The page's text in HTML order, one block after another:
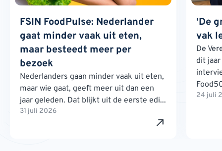
FSIN FoodPulse: Nederlander
gaat minder vaak uit eten,
maar besteedt meer per
bezoek
Nederlanders gaan minder vaak uit eten,
maar wie gaat, geeft meer uit dan een
jaar geleden. Dat blijkt uit de eerste edi...
31 juli 2026
'De
vak
De
dit
24 juli